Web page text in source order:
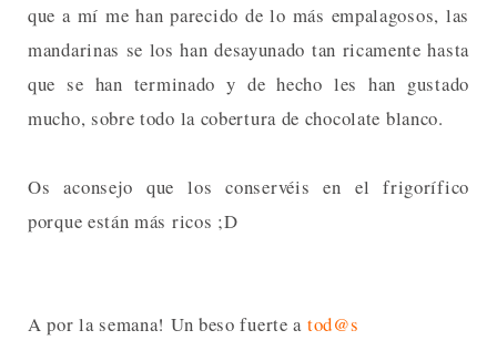
que a mí me han parecido de lo más empalagosos, las
mandarinas se los han desayunado tan ricamente hasta
que se han terminado y de hecho les han gustado
mucho, sobre todo la cobertura de chocolate blanco.
Os aconsejo que los conservéis en el frigorífico
porque están más ricos ;D
A por la semana! Un beso fuerte a tod@s